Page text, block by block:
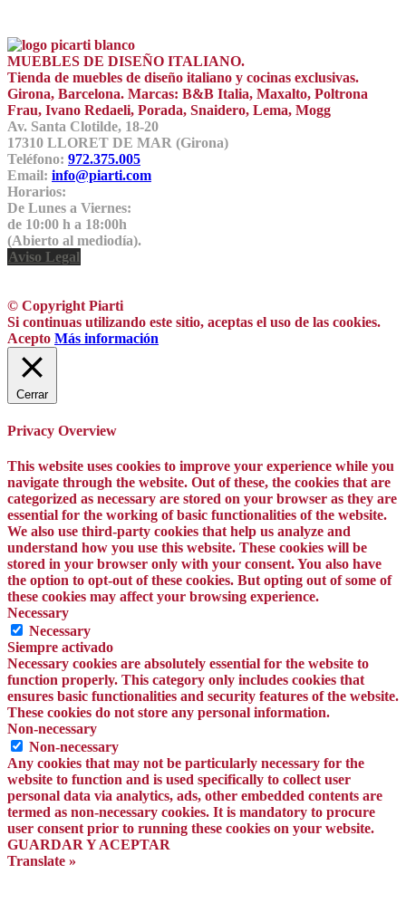
MUEBLES DE DISEÑO ITALIANO.
Tienda de muebles de diseño italiano y cocinas exclusivas.
Girona, Barcelona. Marcas: B&B Italia, Maxalto, Poltrona
Frau, Ivano Redaeli, Porada, Snaidero, Lema, Mogg
Av. Santa Clotilde, 18-20
17310 LLORET DE MAR (Girona)
Teléfono: 972.375.005
Email: info@piarti.com
Horarios:
De Lunes a Viernes:
de 10:00 h a 18:00h
(Abierto al mediodía).
Aviso Legal
© Copyright Piarti
Si continuas utilizando este sitio, aceptas el uso de las cookies.
Acepto Más información
Cerrar
Privacy Overview
This website uses cookies to improve your experience while you
navigate through the website. Out of these, the cookies that are
categorized as necessary are stored on your browser as they are
essential for the working of basic functionalities of the website.
We also use third-party cookies that help us analyze and
understand how you use this website. These cookies will be
stored in your browser only with your consent. You also have
the option to opt-out of these cookies. But opting out of some of
these cookies may affect your browsing experience.
Necessary
Necessary
Siempre activado
Necessary cookies are absolutely essential for the website to
function properly. This category only includes cookies that
ensures basic functionalities and security features of the website.
These cookies do not store any personal information.
Non-necessary
Non-necessary
Any cookies that may not be particularly necessary for the
website to function and is used specifically to collect user
personal data via analytics, ads, other embedded contents are
termed as non-necessary cookies. It is mandatory to procure
user consent prior to running these cookies on your website.
GUARDAR Y ACEPTAR
Translate »